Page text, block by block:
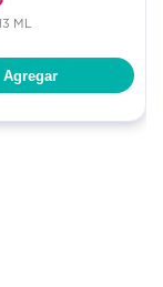
ML
Agregar